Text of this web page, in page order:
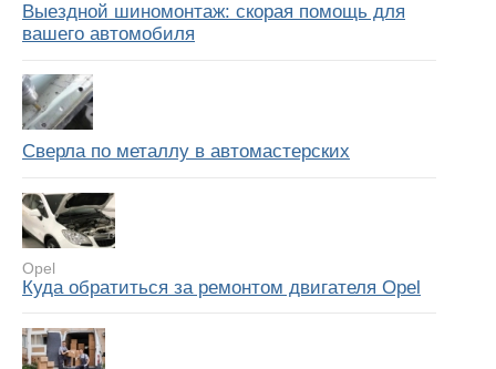
Выездной шиномонтаж: скорая помощь для
вашего автомобиля
Сверла по металлу в автомастерских
Opel
Куда обратиться за ремонтом двигателя Opel